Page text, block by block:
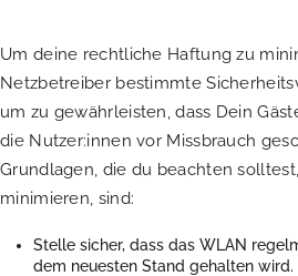
Um deine rechtliche Haftung zu
Netzbetreiber bestimmte
um zu gewährleisten, dass Dein
die Nutzer:innen vor Missbrauch
Grundlagen, die du beachten
minimieren, sind:
Stelle sicher, dass das WLAN
dem neuesten Stand gehalten wird.